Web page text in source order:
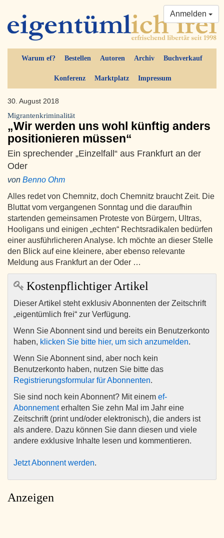
Warum ef? Bestellen Autoren Archiv Buchverkauf
Konferenz Marktplatz Impressum
Anmelden
30. August 2018
Migrantenkriminalität
„Wir werden uns wohl künftig anders
positionieren müssen“
Ein sprechender „Einzelfall“ aus Frankfurt an der
Oder
von Benno Ohm
Alles redet von Chemnitz, doch Chemnitz braucht Zeit. Die
Bluttat vom vergangenen Sonntag und die daraufhin
startenden gemeinsamen Proteste von Bürgern, Ultras,
Hooligans und einigen „echten“ Rechtsradikalen bedürfen
einer ausführlicheren Analyse. Ich möchte an dieser Stelle
den Blick auf eine kleinere, aber ebenso relevante
Meldung aus Frankfurt an der Oder …
Kostenpflichtiger Artikel
Dieser Artikel steht exklusiv Abonnenten der Zeitschrift
„eigentümlich frei“ zur Verfügung.
Wenn Sie Abonnent sind und bereits ein Benutzerkonto
haben, klicken Sie bitte hier, um sich anzumelden.
Wenn Sie Abonnent sind, aber noch kein
Benutzerkonto haben, nutzen Sie bitte das
Registrierungsformular für Abonnenten.
Sie sind noch kein Abonnent? Mit einem ef-
Abonnementerhalten Sie zehn Mal im Jahr eine
Zeitschrift (print und/oder elektronisch), die anders ist
als andere. Dazu können Sie dann diesen und viele
andere exklusive Inhalte lesen und kommentieren.
Jetzt Abonnent werden.
Anzeigen